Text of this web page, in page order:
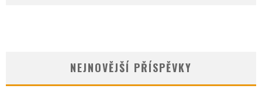
NEJNOVĚJŠÍ PŘÍSPĚVKY